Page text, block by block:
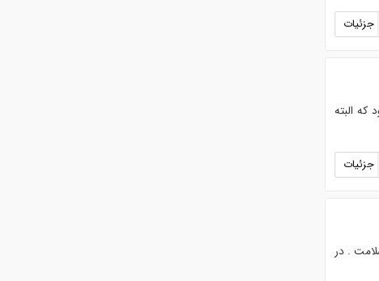
جزئیات
که البته
جزئیات
. در